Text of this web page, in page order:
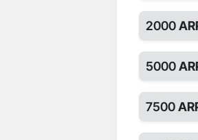
2000
5000
7500